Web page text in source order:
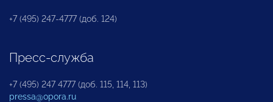
+7 (495) 247-4777 (доб. 124)
Пресс-служба
+7 (495) 247 4777 (доб. 115, 114, 113)
pressa@opora.ru